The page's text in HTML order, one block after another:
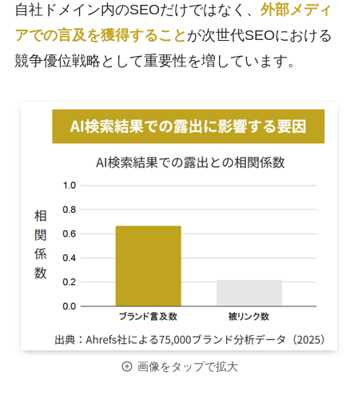
自社ドメイン内のSEOだけではなく、 外部メディ
アでの言及を獲得すること が次世代SEOにおける
競争優位戦略として重要性を増しています。
画像をタップで拡大